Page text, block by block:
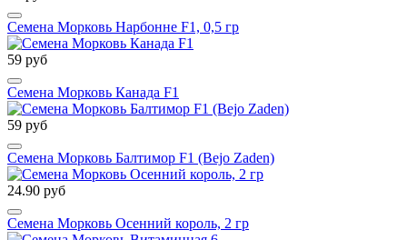
Семена Морковь Нарбонне F1, 0,5 гр
59 руб
Семена Морковь Канада F1
59 руб
Семена Морковь Балтимор F1 (Bejo Zaden)
24.90 руб
Семена Морковь Осенний король, 2 гр